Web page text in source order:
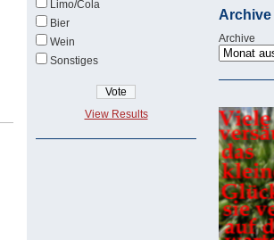
Limo/Cola
Bier
Wein
Sonstiges
View Results
Archive
Archive